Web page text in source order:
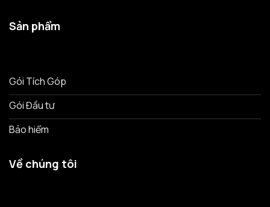
Sản phẩm
Gói Tích Góp
Gói Đầu tư
Bảo hiểm
Về chúng tôi